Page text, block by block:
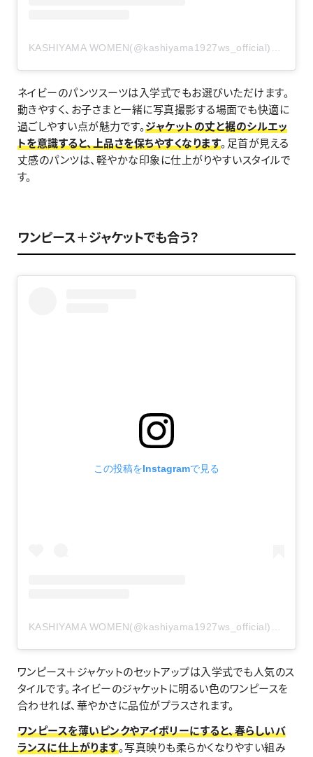
KASHIYAMA WOMEN(@kashiyama1927ws_official)がシェアした投稿
ネイビーのパンツスーツは入学式でもお選びいただけます。
動きやすく、お子さまと一緒に写真撮影する場面でも快適に
過ごしやすい点が魅力です。ジャケットの丈と裾のシルエッ
トを意識すると、上品さを保ちやすくなります。足首が見える
丈感のパンツは、軽やかな印象に仕上がりやすいスタイルで
す。
ワンピース＋ジャケットでも合う？
この投稿をInstagramで見る
ワンピース＋ジャケットのセットアップは入学式でも人気のス
タイルです。ネイビーのジャケットに明るい色のワンピースを
合わせれば、華やかさに品位がプラスされます。
ワンピースを薄いピンクやアイボリーにすると、春らしいバ
ランスに仕上がります。写真映りも柔らかくなりやすい組み